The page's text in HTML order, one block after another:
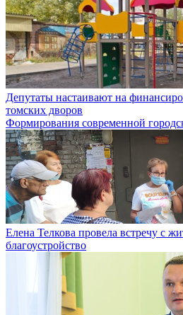
Депутаты настаивают на
томских дворов
Формирования современной
Елена Телкова провела встречу с
благоустройство